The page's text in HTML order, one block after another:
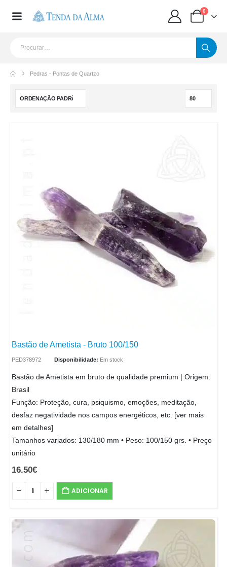
0
Pedras - Pontas de Quartzo
Bastão de Ametista - Bruto 100/150
PED378972 Disponibilidade: Em stock
Bastão de Ametista em bruto de qualidade premium | Origem:
Brasil
Função: Proteção, cura, psiquismo, emoções, meditação,
desfaz negatividade nos campos energéticos, etc. [ver mais
em detalhes]
Tamanhos variados: 130/180 mm • Peso: 100/150 grs. • Preço
unitário
16.50€
ADICIONAR